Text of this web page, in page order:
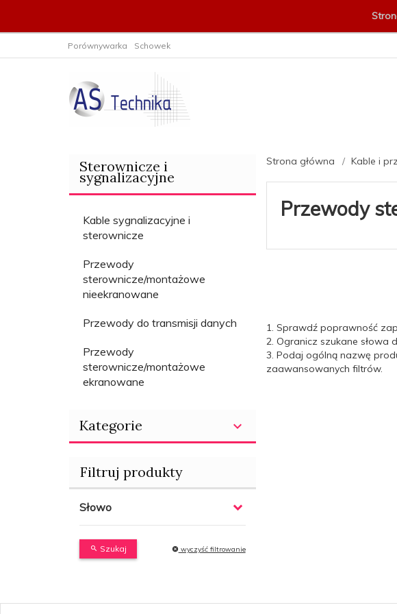
Porównywarka Schowek
Sterownicze i
sygnalizacyjne
Kable sygnalizacyjne i
sterownicze
Przewody
sterownicze/montażowe
nieekranowane
Przewody do transmisji danych
Przewody
sterownicze/montażowe
ekranowane
Kategorie
Filtruj produkty
Słowo
Szukaj wyczyść filtrowanie
Strona główna Kable i
Przewody
1. Sprawdź poprawność
2. Ogranicz szukane słowa
3. Podaj ogólną nazwę
zaawansowanych filtrów.